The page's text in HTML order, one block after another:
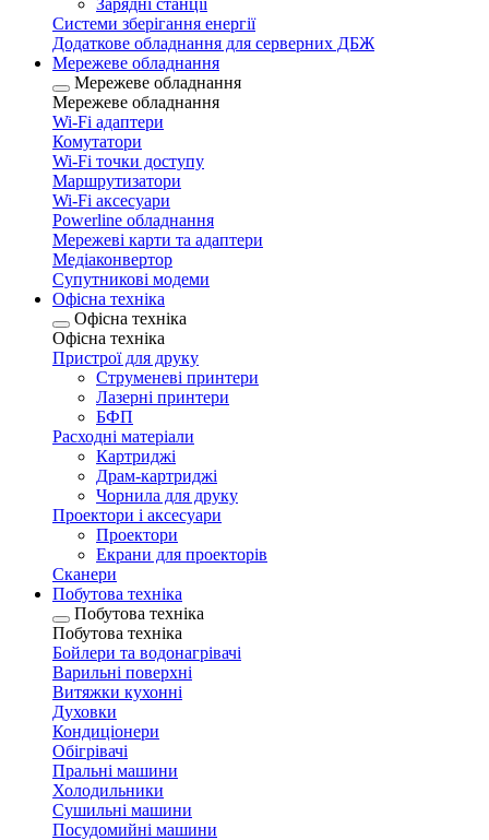
Зарядні станції
Системи зберігання енергії
Додаткове обладнання для серверних ДБЖ
Мережеве обладнання
Мережеве обладнання
Мережеве обладнання
Wi-Fi адаптери
Комутатори
Wi-Fi точки доступу
Маршрутизатори
Wi-Fi аксесуари
Рowerline обладнання
Мережеві карти та адаптери
Медіаконвертор
Супутникові модеми
Офісна техніка
Офісна техніка
Офісна техніка
Пристрої для друку
Струменеві принтери
Лазерні принтери
БФП
Расходні матеріали
Картриджі
Драм-картриджі
Чорнила для друку
Проектори і аксесуари
Проектори
Екрани для проекторів
Сканери
Побутова техніка
Побутова техніка
Побутова техніка
Бойлери та водонагрівачі
Варильні поверхні
Витяжки кухонні
Духовки
Кондиціонери
Обігрівачі
Пральні машини
Холодильники
Сушильні машини
Посудомийні машини